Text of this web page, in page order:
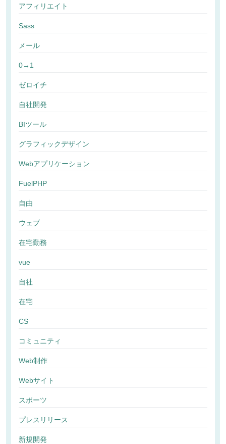
アフィリエイト
Sass
メール
0→1
ゼロイチ
自社開発
BIツール
グラフィックデザイン
Webアプリケーション
FuelPHP
自由
ウェブ
在宅勤務
vue
自社
在宅
CS
コミュニティ
Web制作
Webサイト
スポーツ
プレスリリース
新規開発